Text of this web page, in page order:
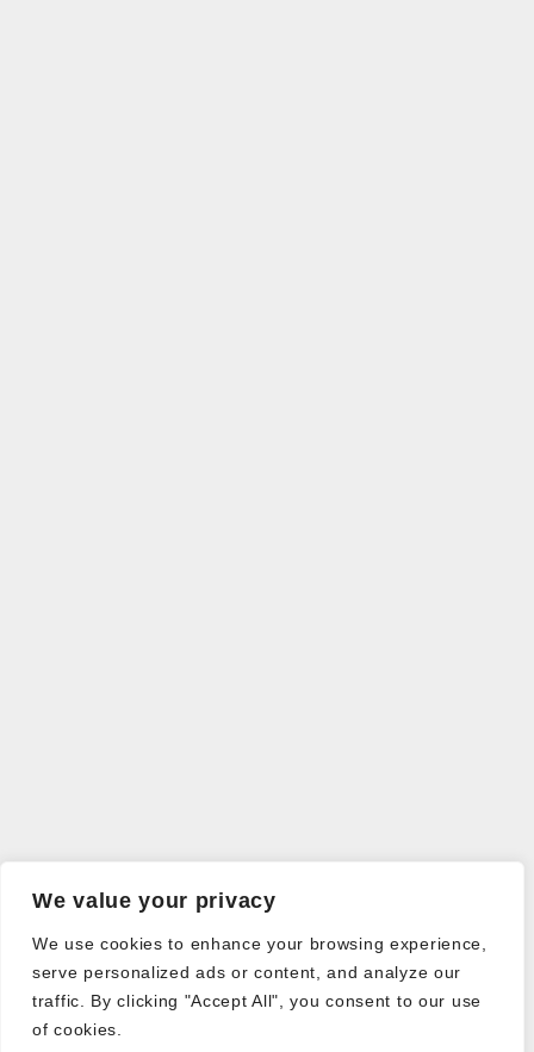
We value your privacy
We use cookies to enhance your browsing experience,
serve personalized ads or content, and analyze our
traffic. By clicking "Accept All", you consent to our use
of cookies.